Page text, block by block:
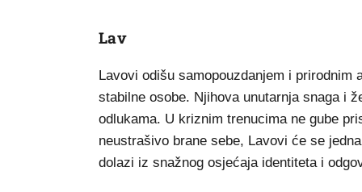
Lav
Lavovi odišu samopouzdanjem i prirodnim
stabilne osobe. Njihova unutarnja snaga i
odlukama. U kriznim trenucima ne gube
neustrašivo brane sebe, Lavovi će se
dolazi iz snažnog osjećaja identiteta i